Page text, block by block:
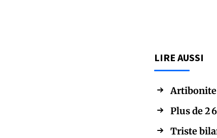
LIRE AUSSI
Artibonite
Plus de 2
Triste